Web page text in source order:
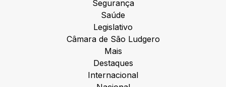
Segurança
Saúde
Legislativo
Câmara de São Ludgero
Mais
Destaques
Internacional